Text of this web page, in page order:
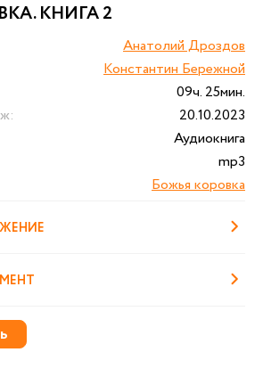
КНИГА 2
Анатолий Дроздов
Константин Бережной
09ч. 25мин.
20.10.2023
Аудиокнига
mp3
Божья коровка